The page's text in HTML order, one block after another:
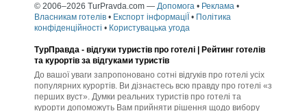
© 2006–2026 TurPravda.com — Допомога • Реклама •
Власникам готелів • Експорт інформаціЇ • Політика
конфіденційності • Користувацька угода
ТурПравда - відгуки туристів про готелі | Рейтинг готелів
та курортів за відгуками туристів
До вашої уваги запропоновано сотні відгуків про готелі усіх
популярних курортів. Ви дізнаєтесь всю правду про готелі «з
перших вуст». Думки реальних туристів про готелі та
курорти допоможуть Вам прийняти рішення щодо вибору